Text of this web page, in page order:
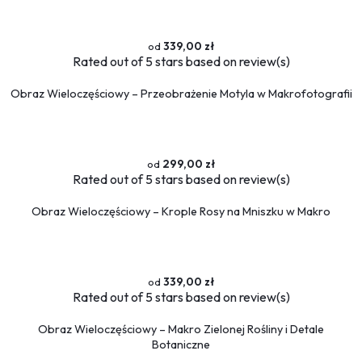
339,00 zł
Ratedout of 5 stars based onreview(s)
Obraz Wieloczęściowy – Przeobrażenie Motyla w Makrofotografii
299,00 zł
Ratedout of 5 stars based onreview(s)
Obraz Wieloczęściowy – Krople Rosy na Mniszku w Makro
339,00 zł
Ratedout of 5 stars based onreview(s)
Obraz Wieloczęściowy – Makro Zielonej Rośliny i Detale
Botaniczne